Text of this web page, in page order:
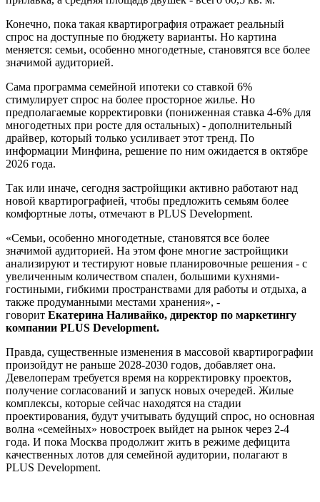
Конечно, пока такая квартирография отражает реальный
спрос на доступные по бюджету варианты. Но картина
меняется: семьи, особенно многодетные, становятся все более
значимой аудиторией.
Сама программа семейной ипотеки со ставкой 6%
стимулирует спрос на более просторное жилье. Но
предполагаемые корректировки (пониженная ставка 4-6% для
многодетных при росте для остальных) - дополнительный
драйвер, который только усиливает этот тренд. По
информации Минфина, решение по ним ожидается в октябре
2026 года.
Так или иначе, сегодня застройщики активно работают над
новой квартирографией, чтобы предложить семьям более
комфортные лоты, отмечают в PLUS Development.
«Семьи, особенно многодетные, становятся все более
значимой аудиторией. На этом фоне многие застройщики
анализируют и тестируют новые планировочные решения - с
увеличенным количеством спален, большими кухнями-
гостиными, гибкими пространствами для работы и отдыха, а
также продуманными местами хранения», -
говорит Екатерина Наливайко, директор по маркетингу
компании PLUS Development.
Правда, существенные изменения в массовой квартирографии
произойдут не раньше 2028-2030 годов, добавляет она.
Девелоперам требуется время на корректировку проектов,
получение согласований и запуск новых очередей. Жилые
комплексы, которые сейчас находятся на стадии
проектирования, будут учитывать будущий спрос, но основная
волна «семейных» новостроек выйдет на рынок через 2-4
года. И пока Москва продолжит жить в режиме дефицита
качественных лотов для семейной аудитории, полагают в
PLUS Development.